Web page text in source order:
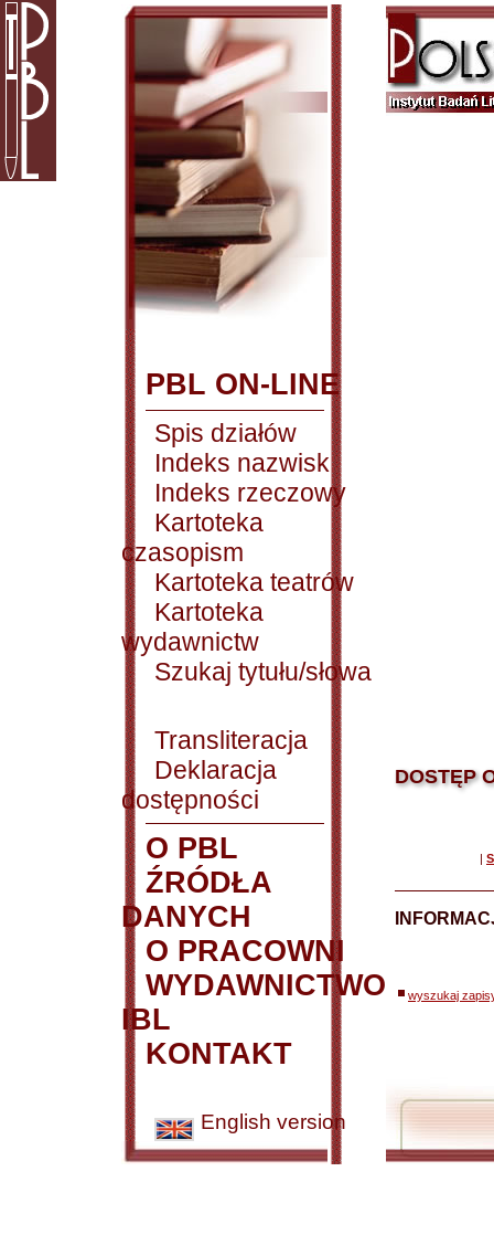
PBL ON-LINE
Spis działów
Indeks nazwisk
Indeks rzeczowy
Kartoteka
czasopism
Kartoteka teatrów
Kartoteka
wydawnictw
Szukaj tytułu/słowa
Transliteracja
Deklaracja
dostępności
O PBL
ŹRÓDŁA
DANYCH
O PRACOWNI
WYDAWNICTWO
IBL
KONTAKT
English version
DOSTĘP
|
wyszukaj